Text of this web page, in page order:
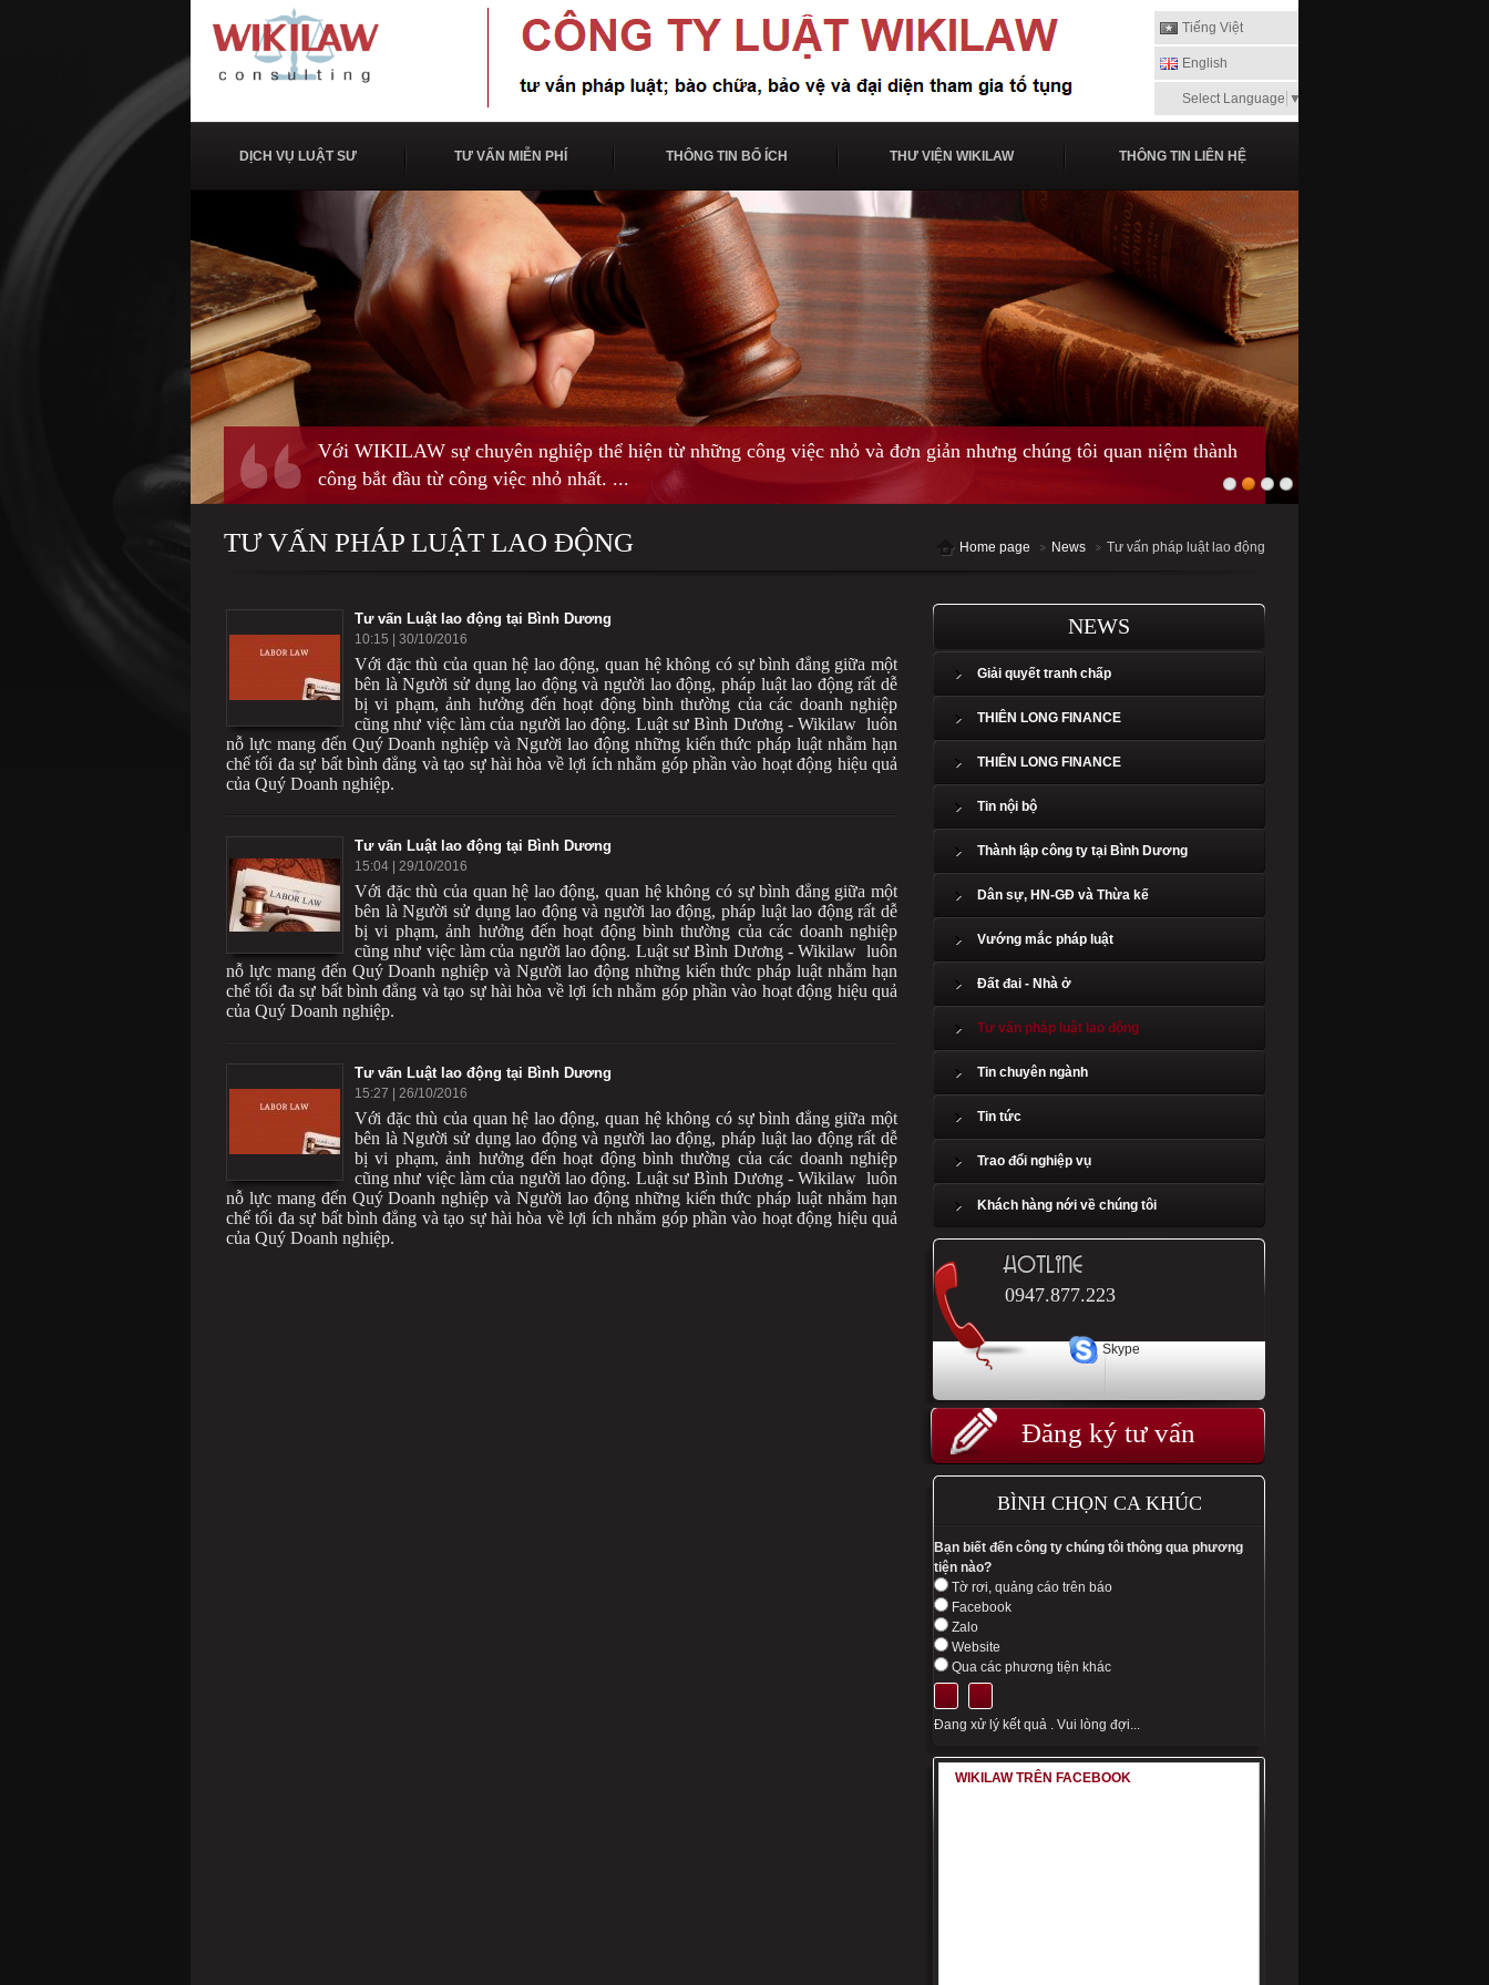
Tiếng Việt
English
Select Language ▼
DỊCH VỤ LUẬT SƯ TƯ VẤN MIỄN PHÍ THÔNG TIN BỔ ÍCH THƯ VIỆN WIKILAW THÔNG TIN LIÊN HỆ
Với WIKILAW sự chuyên nghiệp thể hiện từ những công việc nhỏ và đơn giản nhưng chúng tôi quan niệm thành
công bắt đầu từ công việc nhỏ nhất. ...
TƯ VẤN PHÁP LUẬT LAO ĐỘNG Home page News Tư vấn pháp luật lao động
Tư vấn Luật lao động tại Bình Dương
10:15 | 30/10/2016
Với đặc thù của quan hệ lao động, quan hệ không có sự bình đẳng giữa một
bên là Người sử dụng lao động và người lao động, pháp luật lao động rất dễ
bị vi phạm, ảnh hưởng đến hoạt động bình thường của các doanh nghiệp
cũng như việc làm của người lao động. Luật sư Bình Dương - Wikilaw luôn
nỗ lực mang đến Quý Doanh nghiệp và Người lao động những kiến thức pháp luật nhằm hạn
chế tối đa sự bất bình đẳng và tạo sự hài hòa về lợi ích nhằm góp phần vào hoạt động hiệu quả
của Quý Doanh nghiệp.
Tư vấn Luật lao động tại Bình Dương
15:04 | 29/10/2016
Với đặc thù của quan hệ lao động, quan hệ không có sự bình đẳng giữa một
bên là Người sử dụng lao động và người lao động, pháp luật lao động rất dễ
bị vi phạm, ảnh hưởng đến hoạt động bình thường của các doanh nghiệp
cũng như việc làm của người lao động. Luật sư Bình Dương - Wikilaw luôn
nỗ lực mang đến Quý Doanh nghiệp và Người lao động những kiến thức pháp luật nhằm hạn
chế tối đa sự bất bình đẳng và tạo sự hài hòa về lợi ích nhằm góp phần vào hoạt động hiệu quả
của Quý Doanh nghiệp.
Tư vấn Luật lao động tại Bình Dương
15:27 | 26/10/2016
Với đặc thù của quan hệ lao động, quan hệ không có sự bình đẳng giữa một
bên là Người sử dụng lao động và người lao động, pháp luật lao động rất dễ
bị vi phạm, ảnh hưởng đến hoạt động bình thường của các doanh nghiệp
cũng như việc làm của người lao động. Luật sư Bình Dương - Wikilaw luôn
nỗ lực mang đến Quý Doanh nghiệp và Người lao động những kiến thức pháp luật nhằm hạn
chế tối đa sự bất bình đẳng và tạo sự hài hòa về lợi ích nhằm góp phần vào hoạt động hiệu quả
của Quý Doanh nghiệp.
NEWS
Giải quyết tranh chấp
THIÊN LONG FINANCE
THIÊN LONG FINANCE
Tin nội bộ
Thành lập công ty tại Bình Dương
Dân sự, HN-GĐ và Thừa kế
Vướng mắc pháp luật
Đất đai - Nhà ở
Tư vấn pháp luật lao động
Tin chuyên ngành
Tin tức
Trao đổi nghiệp vụ
Khách hàng nới về chúng tôi
0947.877.223
Skype
Đăng ký tư vấn
BÌNH CHỌN CA KHÚC
Bạn biết đến công ty chúng tôi thông qua phương
tiện nào?
Tờ rơi, quảng cáo trên báo
Facebook
Zalo
Website
Qua các phương tiện khác
Đang xử lý kết quả . Vui lòng đợi...
WIKILAW TRÊN FACEBOOK